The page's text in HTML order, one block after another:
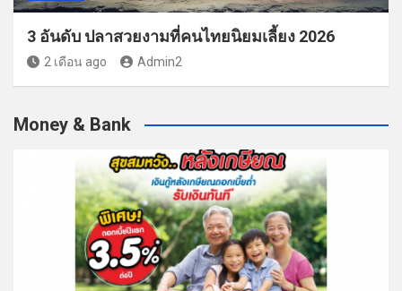
3 อันดับ ปลาสวยงามที่คนไทยนิยมเลี้ยง 2026
2 เดือน ago Admin2
Money & Bank